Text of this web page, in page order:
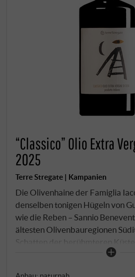
“Classico” Olio Extra
2025
Terre Stregate | Kampanien
Die Olivenhaine der Famiglia
denselben tonigen Hügeln von
wie die Reben – Sannio
ältesten Olivenbauregionen
Schatten der berühmteren
eigenem Charakter und tiefer